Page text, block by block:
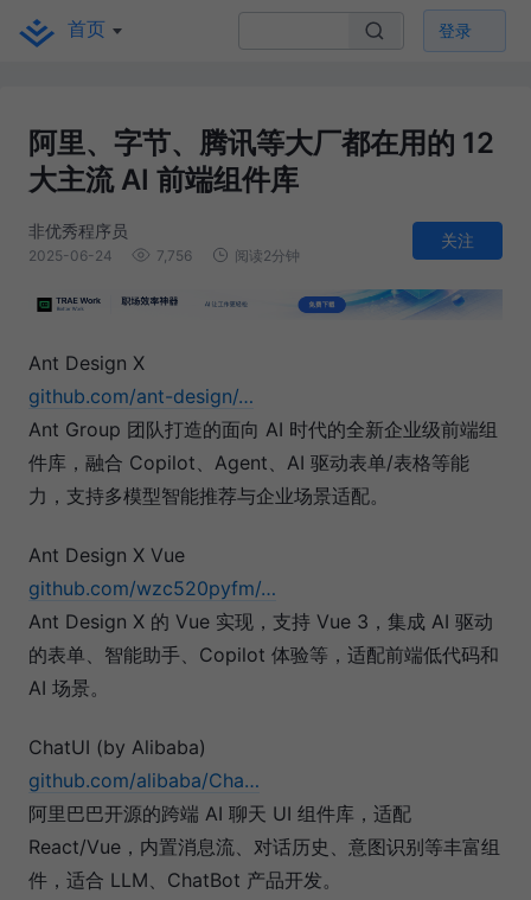
首页 登录
阿里、字节、腾讯等大厂都在用的 12
大主流 AI 前端组件库
非优秀程序员
2025-06-24 7,756 阅读2分钟
关注
Ant Design X
github.com/ant-design/…
Ant Group 团队打造的面向 AI 时代的全新企业级前端组
件库，融合 Copilot、Agent、AI 驱动表单/表格等能
力，支持多模型智能推荐与企业场景适配。
Ant Design X Vue
github.com/wzc520pyfm/…
Ant Design X 的 Vue 实现，支持 Vue 3，集成 AI 驱动
的表单、智能助手、Copilot 体验等，适配前端低代码和
AI 场景。
ChatUI (by Alibaba)
github.com/alibaba/Cha…
阿里巴巴开源的跨端 AI 聊天 UI 组件库，适配
React/Vue，内置消息流、对话历史、意图识别等丰富组
件，适合 LLM、ChatBot 产品开发。